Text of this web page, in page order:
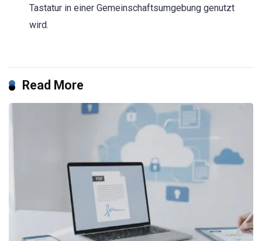
Tastatur in einer Gemeinschaftsumgebung genutzt
wird.
Read More